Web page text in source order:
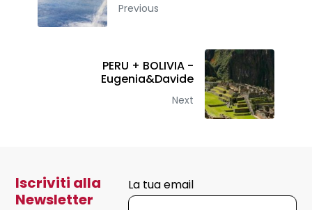
Previous
PERU + BOLIVIA -
Eugenia&Davide
Next
Iscriviti alla
Newsletter
La tua email